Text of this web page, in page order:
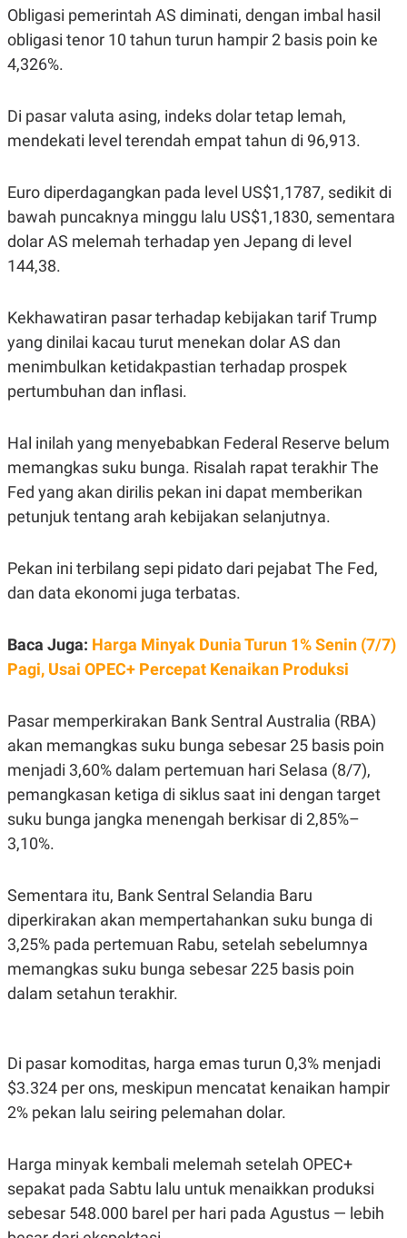
E
R
R
T
I
I
K
G
M
I
.
I
D
SITEMAPPROFILETERM
OF
USE
PEDOMAN
PEMBERITAAN
SIBER
POLICY
Obligasi pemerintah AS diminati, dengan imbal hasil
obligasi tenor 10 tahun turun hampir 2 basis poin ke
4,326%.
Di pasar valuta asing, indeks dolar tetap lemah,
mendekati level terendah empat tahun di 96,913.
Euro diperdagangkan pada level US$1,1787, sedikit di
bawah puncaknya minggu lalu US$1,1830, sementara
dolar AS melemah terhadap yen Jepang di level
144,38.
Kekhawatiran pasar terhadap kebijakan tarif Trump
yang dinilai kacau turut menekan dolar AS dan
menimbulkan ketidakpastian terhadap prospek
pertumbuhan dan inflasi.
Hal inilah yang menyebabkan Federal Reserve belum
memangkas suku bunga. Risalah rapat terakhir The
Fed yang akan dirilis pekan ini dapat memberikan
petunjuk tentang arah kebijakan selanjutnya.
Pekan ini terbilang sepi pidato dari pejabat The Fed,
dan data ekonomi juga terbatas.
Baca Juga: Harga Minyak Dunia Turun 1% Senin (7/7)
Pagi, Usai OPEC+ Percepat Kenaikan Produksi
Pasar memperkirakan Bank Sentral Australia (RBA)
akan memangkas suku bunga sebesar 25 basis poin
menjadi 3,60% dalam pertemuan hari Selasa (8/7),
pemangkasan ketiga di siklus saat ini dengan target
suku bunga jangka menengah berkisar di 2,85%–
3,10%.
Sementara itu, Bank Sentral Selandia Baru
diperkirakan akan mempertahankan suku bunga di
3,25% pada pertemuan Rabu, setelah sebelumnya
memangkas suku bunga sebesar 225 basis poin
dalam setahun terakhir.
Di pasar komoditas, harga emas turun 0,3% menjadi
$3.324 per ons, meskipun mencatat kenaikan hampir
2% pekan lalu seiring pelemahan dolar.
Harga minyak kembali melemah setelah OPEC+
sepakat pada Sabtu lalu untuk menaikkan produksi
sebesar 548.000 barel per hari pada Agustus — lebih